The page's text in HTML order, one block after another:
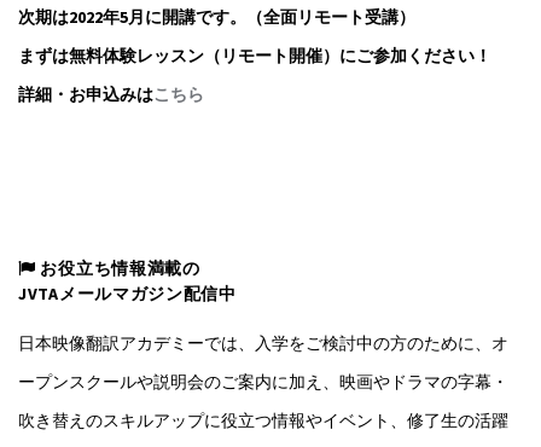
次期は2022年5月に開講です。（全面リモート受講）
まずは無料体験レッスン（リモート開催）にご参加ください！
詳細・お申込みはこちら
お役立ち情報満載の
JVTAメールマガジン配信中
日本映像翻訳アカデミーでは、入学をご検討中の方のために、オ
ープンスクールや説明会のご案内に加え、映画やドラマの字幕・
吹き替えのスキルアップに役立つ情報やイベント、修了生の活躍